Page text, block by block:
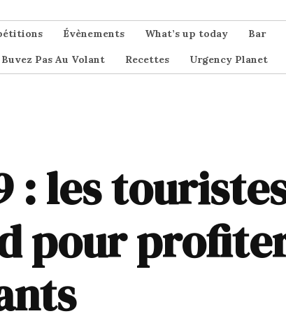
Évènements What’s up today Bar
Buvez Pas Au Volant Recettes Urgency Planet
: les
pour